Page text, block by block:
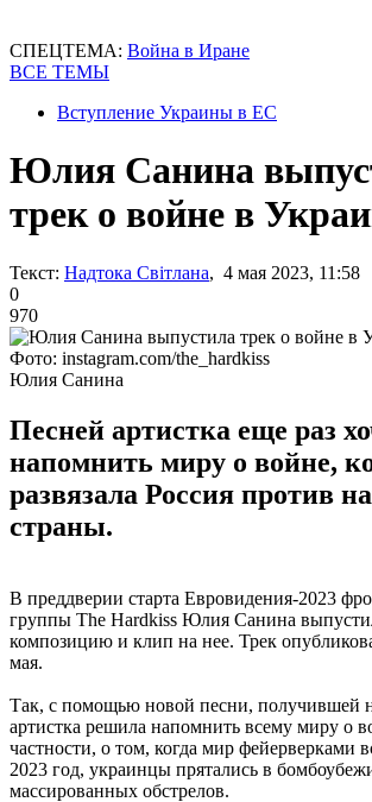
СПЕЦТЕМА: Война в Иране
ВСЕ ТЕМЫ
Вступление Украины в ЕС
Юлия Санина
трек о войне в
Текст: Надтока Світлана, 4 мая 2023, 11:58
0
970
Фото: instagram.com/the_hardkiss
Юлия Санина
Песней артистка еще раз
напомнить миру о войне,
развязала Россия против
страны.
В преддверии старта Евровидения-2023
группы The Hardkiss Юлия Санина
композицию и клип на нее. Трек
мая.
Так, с помощью новой песни, получившей
артистка решила напомнить всему миру о
частности, о том, когда мир фейерверками
2023 год, украинцы прятались в
массированных обстрелов.